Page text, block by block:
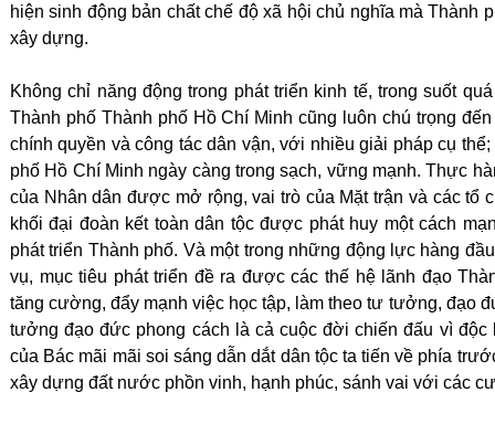
hiện sinh động bản chất chế độ xã hội chủ nghĩa mà Thành
xây dựng.
Không chỉ năng động trong phát triển kinh tế, trong suốt
Thành phố Thành phố Hồ Chí Minh cũng luôn chú trọng
chính quyền và công tác dân vận, với nhiều giải pháp cụ
phố Hồ Chí Minh ngày càng trong sạch, vững mạnh. Thực
của Nhân dân được mở rộng, vai trò của Mặt trận và các tổ
khối đại đoàn kết toàn dân tộc được phát huy một cách
phát triển Thành phố. Và một trong những động lực hàng
vụ, mục tiêu phát triển đề ra được các thế hệ lãnh đạo
tăng cường, đẩy mạnh việc học tập, làm theo tư tưởng, đạo
tưởng đạo đức phong cách là cả cuộc đời chiến đấu vì độc
của Bác mãi mãi soi sáng dẫn dắt dân tộc ta tiến về phía
xây dựng đất nước phồn vinh, hạnh phúc, sánh vai với các